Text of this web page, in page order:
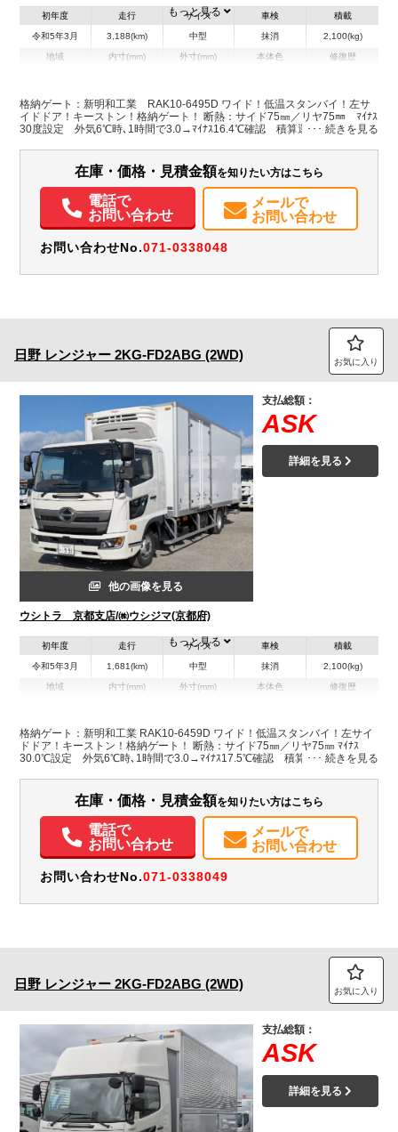
初年度
令和5年3月
走行
3,188(km)
サイズ
中型
車検
抹消
積載
2,100(kg)
地域 内寸(mm)
H:2,220
外寸(mm)
H:3,390
本体色 修復歴
もっと見る
格納ゲート：新明和工業 RAK10-6495D ワイド！低温スタンバイ！左サ
イドドア！キーストン！格納ゲート！ 断熱：サイド75㎜／リヤ75㎜ ﾏｲﾅｽ
30度設定 外気6℃時､1時間で3.0→ﾏｲﾅｽ16.4℃確認 積算運転時間：E/gｺﾝ
スターストッパー迄1,400㎜）✕全幅2,340㎜（ステージ幅2,210㎜
在庫・価格・見積金額を知りたい方はこちら
電話で
お問い合わせ
メールで
お問い合わせ
お問い合わせNo.071-0338048
日野 レンジャー 2KG-FD2ABG (2WD) お気に入り
他の画像を見る
ウシトラ 京都支店/㈱ウシジマ(京都府)
支払総額：
ASK
詳細を見る
初年度
令和5年3月
走行
1,681(km)
サイズ
中型
車検
抹消
積載
2,100(kg)
地域 内寸(mm)
H:2,220
外寸(mm)
H:3,380
本体色 修復歴
もっと見る
格納ゲート：新明和工業 RAK10-6459D ワイド！低温スタンバイ！左サイ
ドドア！キーストン！格納ゲート！ 断熱：サイド75㎜／リヤ75㎜ ﾏｲﾅｽ
30.0℃設定 外気6℃時､1時間で3.0→ﾏｲﾅｽ17.5℃確認 積算運転時間E/gｺﾝ
スターストッパー迄1,400㎜）✕全幅2,340㎜ステージ幅2,210㎜
在庫・価格・見積金額を知りたい方はこちら
電話で
お問い合わせ
メールで
お問い合わせ
お問い合わせNo.071-0338049
日野 レンジャー 2KG-FD2ABG (2WD) お気に入り
支払総額：
ASK
詳細を見る